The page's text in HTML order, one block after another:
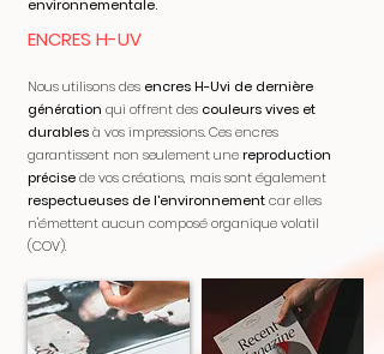
environnementale.
ENCRES H-UV
Nous utilisons des encres H-Uvi de dernière
génération qui offrent des couleurs vives et
durablesà vos impressions. Ces encres
garantissent non seulement unereproduction
précisede vos créations, mais sont également
respectueuses de l'environnementcar elles
n'émettent aucun composé organique volatil
(COV).